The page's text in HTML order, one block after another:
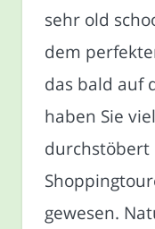
sehr old
dem
das bald auf
haben Sie
durchstöbert
gewesen.